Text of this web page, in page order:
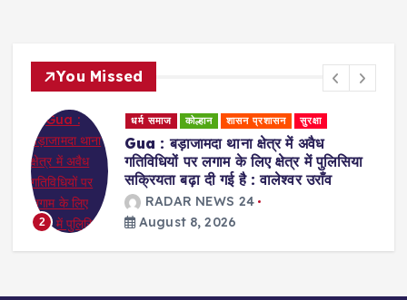
You Missed
3
धर्म समाज स्वास्थ्य एवं चिकित्सा
Ranchi : प्राकृतिक चिकित्सा के जरिए मरीजों
को स्वस्थ जीवन की राह दिखा रहीं डॉ. अरवशी
पांडे
RADAR NEWS 24
August 8, 2026